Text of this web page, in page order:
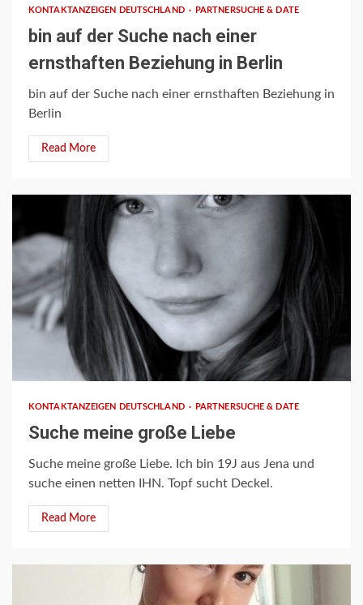
KONTAKTANZEIGEN DEUTSCHLAND PARTNERSUCHE & DATE
bin auf der Suche nach einer
ernsthaften Beziehung in Berlin
bin auf der Suche nach einer ernsthaften Beziehung in
Berlin
Read More
1 min read
KONTAKTANZEIGEN DEUTSCHLAND PARTNERSUCHE & DATE
Suche meine große Liebe
Suche meine große Liebe. Ich bin 19J aus Jena und
suche einen netten IHN. Topf sucht Deckel.
Read More